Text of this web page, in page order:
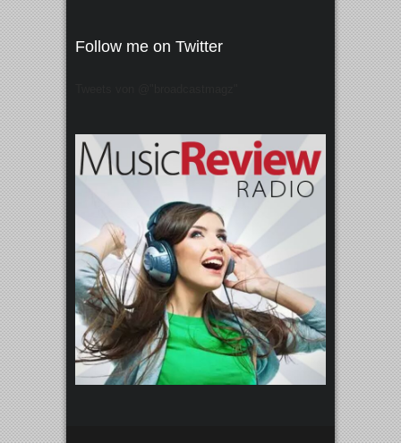
Follow me on Twitter